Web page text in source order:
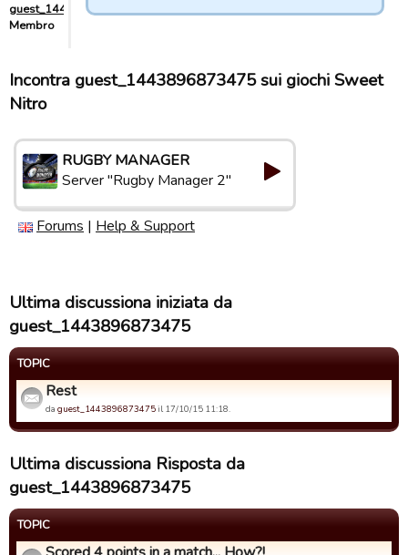
guest_1443896873475
Membro
Incontra guest_1443896873475 sui giochi Sweet
Nitro
RUGBY MANAGER
Server "Rugby Manager 2"
Forums | Help & Support
Ultima discussiona iniziata da
guest_1443896873475
TOPIC
Rest
da guest_1443896873475il 17/10/15 11:18.
Ultima discussiona Risposta da
guest_1443896873475
TOPIC